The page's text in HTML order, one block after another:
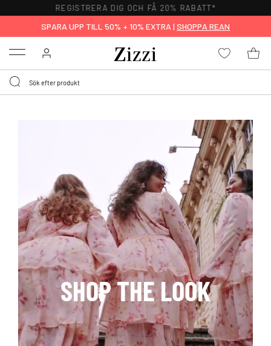
REGISTRERA DIG OCH FÅ 20% RABATT*
SPARA UPP TILL 50% + 10% EXTRA | SHOPPA REAN
Menu
SHOP THE LOOK